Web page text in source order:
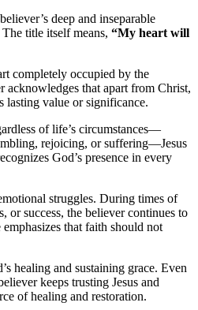
deep and inseparable
title itself means, “My heart will
completely occupied by the
acknowledges that apart from Christ,
lasting value or significance.
of life’s circumstances—
rejoicing, or suffering—Jesus
God’s presence in every
struggles. During times of
or success, the believer continues to
emphasizes that faith should not
healing and sustaining grace. Even
keeps trusting Jesus and
of healing and restoration.